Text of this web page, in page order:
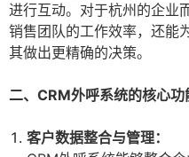
进行互动。对于杭州的企业
销售团队的工作效率，还能
其做出更精确的决策。
二、CRM外呼系统的核心功
客户数据整合与管理：